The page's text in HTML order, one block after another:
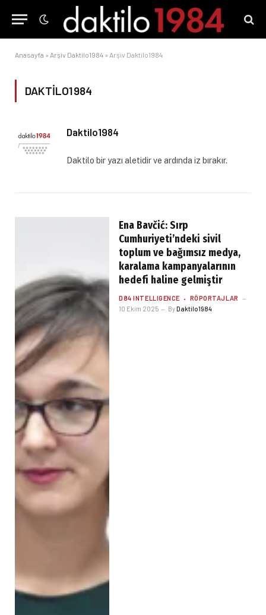
Anasayfa » Arşiv Daktilo1984 » Arşiv Daktilo1984
DAKTILO1984
Daktilo1984
Daktilo bir yazı aletidir ve ardında iz bırakır.
Ena Bavčić: Sırp
Cumhuriyeti’ndeki sivil
toplum ve bağımsız medya,
karalama kampanyalarının
hedefi haline gelmiştir
D84 INTELLIGENCE
RÖPORTAJLAR
10 Ekim 2025
ByDaktilo1984